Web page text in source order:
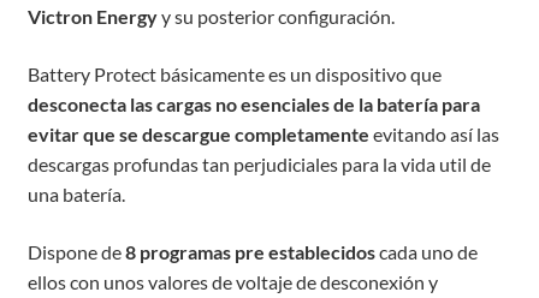
Victron Energyy su posterior configuración.
Battery Protect básicamente es un dispositivo que
desconecta las cargas no esenciales de la batería para
evitar que se descargue completamente evitando así las
descargas profundas tan perjudiciales para la vida util de
una batería.
Dispone de8 programas pre establecidoscada uno de
ellos con unos valores de voltaje de desconexión y